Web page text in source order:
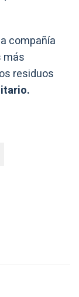
compañía
más
residuos